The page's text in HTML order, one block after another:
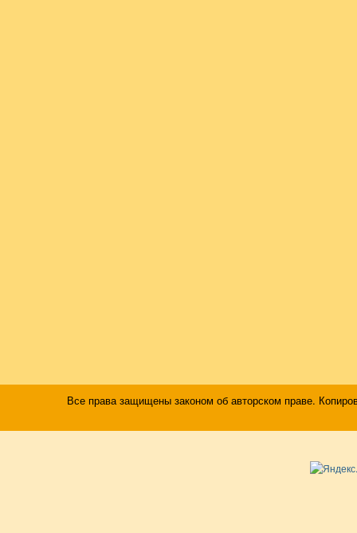
Все права защищены законом об авторском праве.